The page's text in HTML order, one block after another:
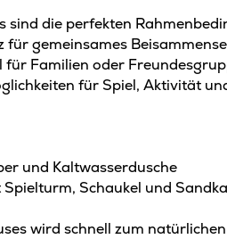
sind die perfekten
gemeinsames
für Familien oder
für Spiel, Aktivität
und Kaltwasserdusche
Schaukel und
wird schnell zum